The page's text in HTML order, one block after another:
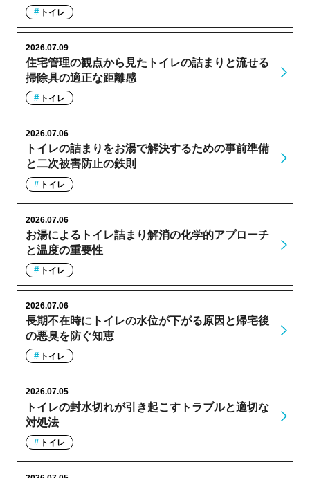
トイレ
住宅管理の観点から見たトイレの詰まりと流せる
掃除具の適正な距離感
2026.07.09
トイレ
トイレの詰まりをお湯で解決するための事前準備
と二次被害防止の鉄則
2026.07.06
トイレ
お湯によるトイレ詰まり解消の化学的アプローチ
と温度の重要性
2026.07.06
トイレ
長期不在時にトイレの水位が下がる原因と帰宅後
の悪臭を防ぐ知恵
2026.07.06
トイレ
トイレの封水切れが引き起こすトラブルと適切な
対処法
2026.07.05
トイレ